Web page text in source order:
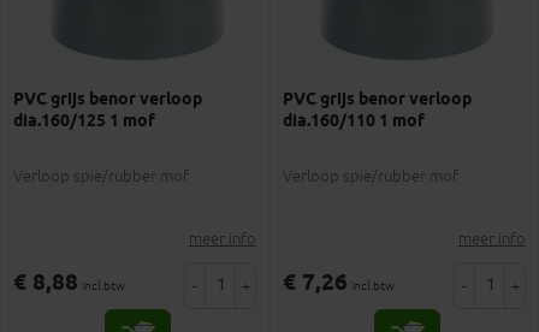
PVC grijs benor verloop
dia.160/125 1 mof
Verloop spie/rubber mof
meer info
€ 8,88 incl.btw - +
PVC grijs benor verloop
dia.160/110 1 mof
Verloop spie/rubber mof
meer info
€ 7,26 incl.btw - +